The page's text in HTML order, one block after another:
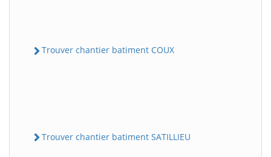
Trouver chantier batiment COUX
Trouver chantier batiment SATILLIEU